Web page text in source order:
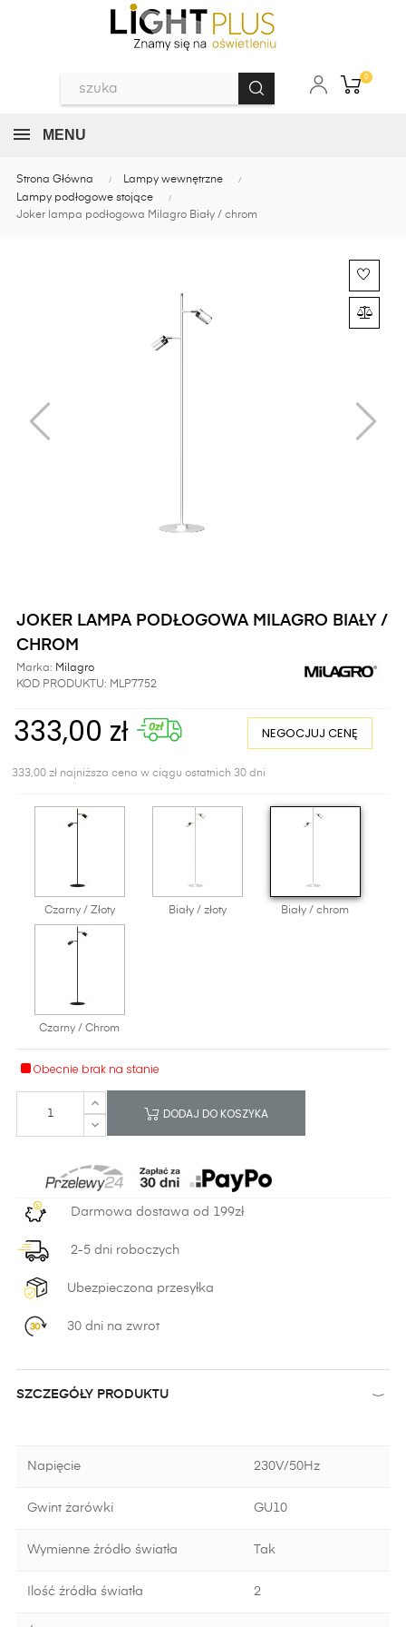
0
MENU
Strona Główna
Lampy wewnętrzne
Lampy podłogowe stojące
Joker lampa podłogowa Milagro Biały / chrom
JOKER LAMPA PODŁOGOWA MILAGRO BIAŁY /
CHROM
Marka: Milagro
KOD PRODUKTU: MLP7752
333,00 zł NEGOCJUJ CENĘ
333,00 zł najniższa cena w ciągu ostatnich 30 dni
Czarny / Złoty Biały / złoty Biały / chrom
Czarny / Chrom
Obecnie brak na stanie
DODAJ DO KOSZYKA
Darmowa dostawa od 199zł
2-5 dni roboczych
Ubezpieczona przesyłka
30 dni na zwrot
SZCZEGÓŁY PRODUKTU
Napięcie 230V/50Hz
Gwint żarówki GU10
Wymienne źródło światła Tak
Ilość źródła światła 2